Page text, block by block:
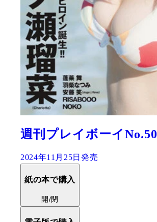
週刊プレイボーイNo.50
2024年11月25日発売
紙の本で購入
開/閉